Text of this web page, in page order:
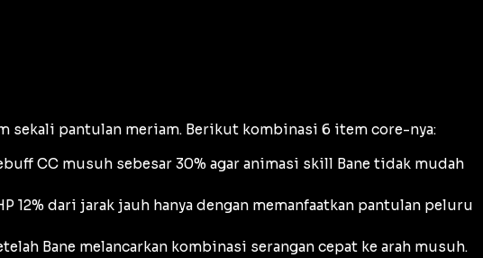
sekali pantulan meriam. Berikut kombinasi 6 item core-nya:
CC musuh sebesar 30% agar animasi skill Bane tidak mudah
dari jarak jauh hanya dengan memanfaatkan pantulan peluru
Bane melancarkan kombinasi serangan cepat ke arah musuh.